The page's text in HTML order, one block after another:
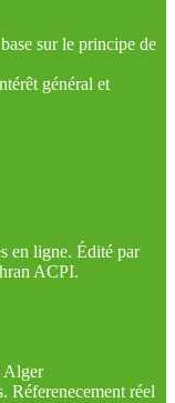
sur le principe de
général et
en ligne. Édité par
ACPI.
Alger
Réferenecement réel